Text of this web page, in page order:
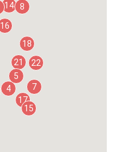
4
5
7
8
14
15
16
17
18
21 22